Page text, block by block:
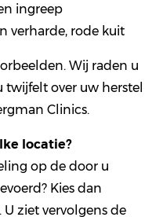
ingreep
verharde, rode kuit
Wij raden u
over uw herstel
Clinics.
locatie?
op de door u
Kies dan
ziet vervolgens de